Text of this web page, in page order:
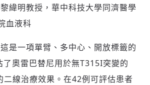
緯明教授，華中科技大學同濟醫學
血液科
是一項單臂、多中心、開放標籤的
奧雷巴替尼用於無T315I突變的
二線治療效果。在42例可評估患者